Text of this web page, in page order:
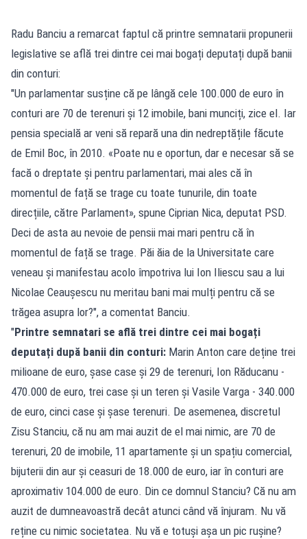
Radu Banciu a remarcat faptul că printre semnatarii propunerii
legislative se află trei dintre cei mai bogați deputați după banii
din conturi:
"Un parlamentar susține că pe lângă cele 100.000 de euro în
conturi are 70 de terenuri și 12 imobile, bani munciți, zice el. Iar
pensia specială ar veni să repară una din nedreptățile făcute
de Emil Boc, în 2010. «Poate nu e oportun, dar e necesar să se
facă o dreptate și pentru parlamentari, mai ales că în
momentul de față se trage cu toate tunurile, din toate
direcțiile, către Parlament», spune Ciprian Nica, deputat PSD.
Deci de asta au nevoie de pensii mai mari pentru că în
momentul de față se trage. Păi ăia de la Universitate care
veneau și manifestau acolo împotriva lui Ion Iliescu sau a lui
Nicolae Ceaușescu nu meritau bani mai mulți pentru că se
trăgea asupra lor?", a comentat Banciu.
"Printre semnatari se află trei dintre cei mai bogați
deputați după banii din conturi: Marin Anton care deține trei
milioane de euro, șase case și 29 de terenuri, Ion Răducanu -
470.000 de euro, trei case și un teren și Vasile Varga - 340.000
de euro, cinci case și șase terenuri. De asemenea, discretul
Zisu Stanciu, că nu am mai auzit de el mai nimic, are 70 de
terenuri, 20 de imobile, 11 apartamente și un spațiu comercial,
bijuterii din aur și ceasuri de 18.000 de euro, iar în conturi are
aproximativ 104.000 de euro. Din ce domnul Stanciu? Că nu am
auzit de dumneavoastră decât atunci când vă înjuram. Nu vă
reține cu nimic societatea. Nu vă e totuși așa un pic rușine?